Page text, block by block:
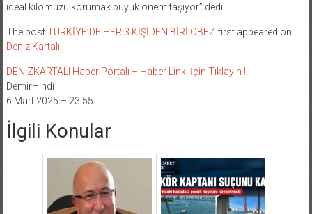
ideal kilomuzu korumak büyük önem taşıyor” dedi.
The postTÜRKİYE’DE HER 3 KİŞİDEN BİRİ OBEZ first appeared on
Deniz Kartalı
DENIZKARTALI Haber Portalı – Haber Linki İçin Tıklayın !
DemirHindi
6 Mart 2025 – 23:55
İlgili Konular